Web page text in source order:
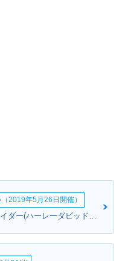
2019年5月26日開催）
一さん:ＦＸＤＬ ローライダー(ハーレーダビッドソン)